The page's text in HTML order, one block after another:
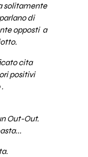
solitamente
di
opposti a
cita
positivi
Out-Out.